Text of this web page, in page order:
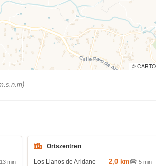
© CARTO
13 min
Ortszentren
Los Llanos de Aridane 2,0 km 5 min